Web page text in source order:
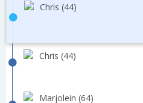
Chris (44)
Chris (44)
Marjolein (64)